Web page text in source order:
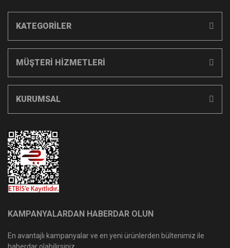
KATEGORİLER
MÜŞTERİ HİZMETLERİ
KURUMSAL
KAMPANYALARDAN HABERDAR OLUN
En avantajlı kampanyalar ve en yeni ürünlerden bültenimiz ile